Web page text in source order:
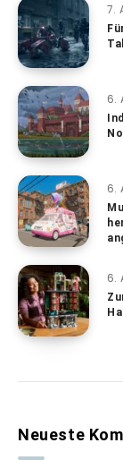
7.
6.
6.
6.
Neueste